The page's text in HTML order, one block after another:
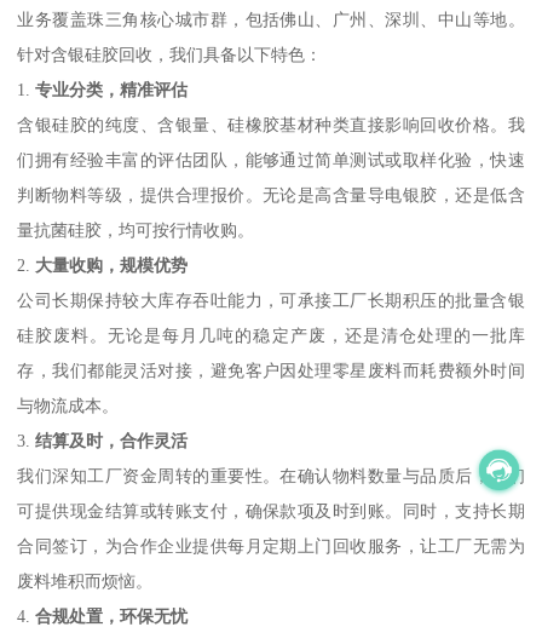
业务覆盖珠三角核心城市群，包括佛山、广州、深圳、中山等地。
针对含银硅胶回收，我们具备以下特色：
1.专业分类，精准评估
含银硅胶的纯度、含银量、硅橡胶基材种类直接影响回收价格。我
们拥有经验丰富的评估团队，能够通过简单测试或取样化验，快速
判断物料等级，提供合理报价。无论是高含量导电银胶，还是低含
量抗菌硅胶，均可按行情收购。
2. 大量收购，规模优势
公司长期保持较大库存吞吐能力，可承接工厂长期积压的批量含银
硅胶废料。无论是每月几吨的稳定产废，还是清仓处理的一批库
存，我们都能灵活对接，避免客户因处理零星废料而耗费额外时间
与物流成本。
3.结算及时，合作灵活
我们深知工厂资金周转的重要性。在确认物料数量与品质后，我们
可提供现金结算或转账支付，确保款项及时到账。同时，支持长期
合同签订，为合作企业提供每月定期上门回收服务，让工厂无需为
废料堆积而烦恼。
4.合规处置，环保无忧